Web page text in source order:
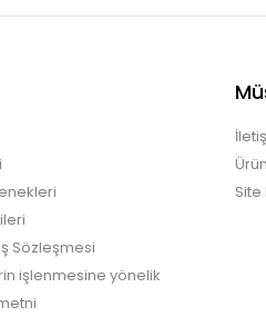
Sözleşmesi
işlenmesine yönelik
Site